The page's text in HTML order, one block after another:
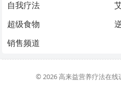
自我疗法
超级食物
销售频道
© 2026高来益营养疗法在线